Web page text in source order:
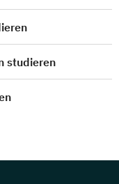
studieren